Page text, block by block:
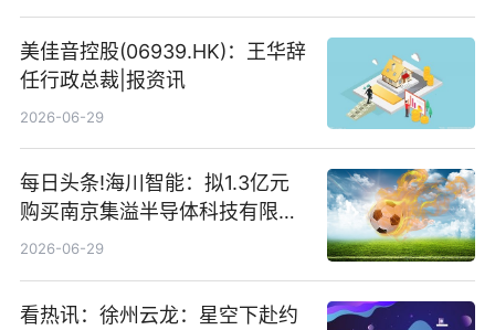
美佳音控股(06939.HK)：王华辞
任行政总裁|报资讯
2026-06-29
每日头条!海川智能：拟1.3亿元
购买南京集溢半导体科技有限公
司15.3%股权
2026-06-29
看热讯：徐州云龙：星空下赴约